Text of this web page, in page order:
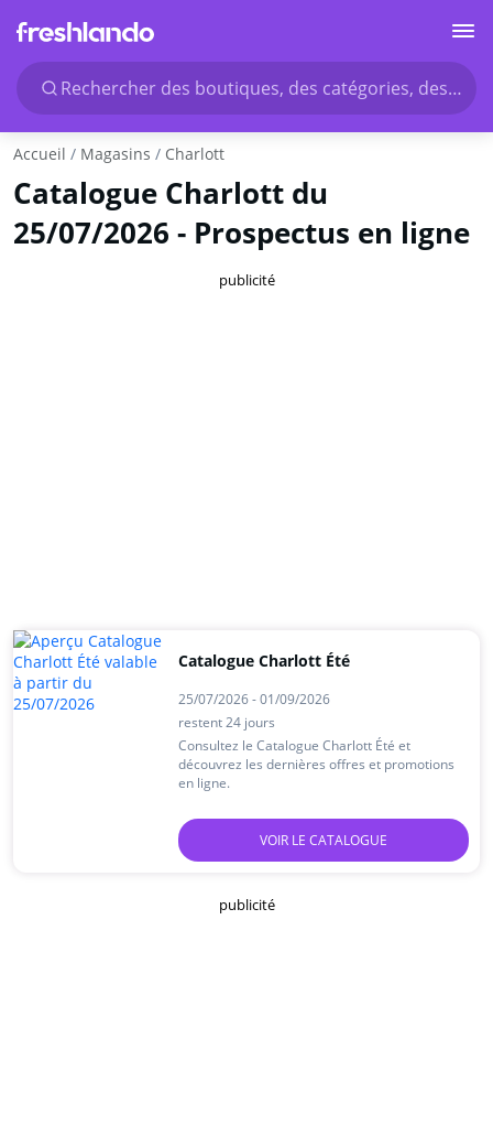
Rechercher des boutiques, des catégories, des
Accueil Magasins Charlott
Catalogue Charlott du
25/07/2026 - Prospectus en ligne
publicité
Catalogue Charlott Été
25/07/2026 - 01/09/2026
restent 24 jours
Consultez le Catalogue Charlott Été et
découvrez les dernières offres et promotions
en ligne.
VOIR LE CATALOGUE
publicité